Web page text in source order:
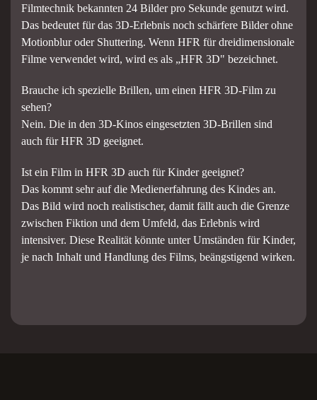
Filmtechnik bekannten 24 Bilder pro Sekunde genutzt wird.
Das bedeutet für das 3D-Erlebnis noch schärfere Bilder ohne
Motionblur oder Shuttering. Wenn HFR für dreidimensionale
Filme verwendet wird, wird es als „HFR 3D" bezeichnet.
Brauche ich spezielle Brillen, um einen HFR 3D-Film zu
sehen?
Nein. Die in den 3D-Kinos eingesetzten 3D-Brillen sind
auch für HFR 3D geeignet.
Ist ein Film in HFR 3D auch für Kinder geeignet?
Das kommt sehr auf die Medienerfahrung des Kindes an.
Das Bild wird noch realistischer, damit fällt auch die Grenze
zwischen Fiktion und dem Umfeld, das Erlebnis wird
intensiver. Diese Realität könnte unter Umständen für Kinder,
je nach Inhalt und Handlung des Films, beängstigend wirken.